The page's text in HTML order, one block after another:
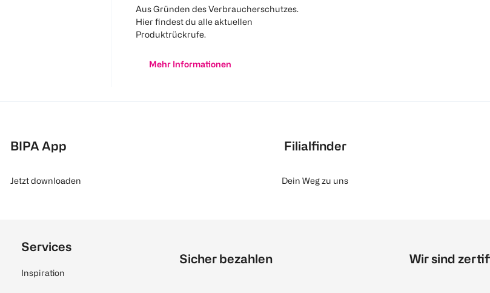
Aus Gründen des Verbraucherschutzes.
Hier findest du alle aktuellen
Produktrückrufe.
Mehr Informationen
BIPA App
Jetzt downloaden
Filialfinder
Dein Weg zu uns
Services
Inspiration
Sicher bezahlen Wir sind